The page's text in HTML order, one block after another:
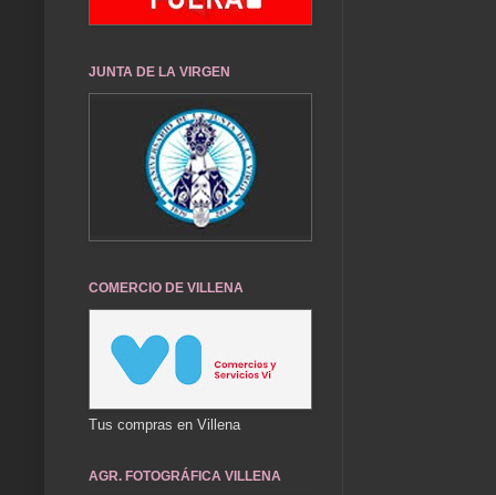
JUNTA DE LA VIRGEN
COMERCIO DE VILLENA
Tus compras en Villena
AGR. FOTOGRÁFICA VILLENA